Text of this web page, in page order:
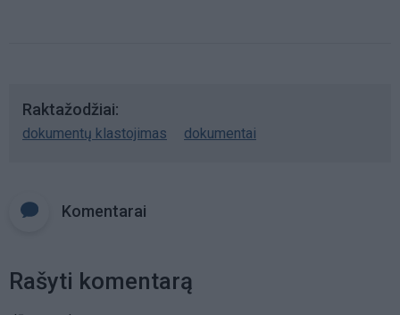
Raktažodžiai
dokumentų klastojimas dokumentai
Komentarai
Rašyti komentarą